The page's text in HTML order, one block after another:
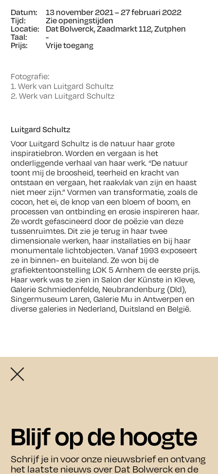
Datum:
13 november 2021 – 27 februari 2022
Tijd: Zie openingstijden
Locatie: Dat Bolwerck, Zaadmarkt 112, Zutphen
Taal: -
Prijs: Vrije toegang
Fotografie:
1. Werk van Luitgard Schultz
2. Werk van Luitgard Schultz
Luitgard Schultz
Voor Luitgard Schultz is de natuur haar grote
inspiratiebron. Worden en vergaan is het
onderliggende verhaal van haar werk. “De natuur
toont mij de broosheid, teerheid en kracht van
ontstaan en vergaan, het raakvlak van zijn en haast
niet meer zijn.” Vormen van transformatie, zoals de
cocon, het ei, de knop van een bloem of boom, en
processen van ontbinding en erosie inspireren haar.
Ze wordt gefascineerd door de poëzie van deze
tussenruimtes. Dit zie je terug in haar twee
dimensionale werken, haar installaties en bij haar
monumentale lichtobjecten. Vanaf 1993 exposeert
ze in binnen- en buiteland. Ze won bij de
grafiektentoonstelling LOK 5 Arnhem de eerste prijs.
Haar werk was te zien in Salon der Künste in Kleve,
Galerie Schmiedenfelde, Neubrandenburg (Dld),
Singermuseum Laren, Galerie Mu in Antwerpen en
diverse galeries in Nederland, Duitsland en België.
Blijf op de hoogte
Schrijf je in voor onze nieuwsbrief en ontvang
het laatste nieuws over Dat Bolwerck en de
Bezoek
De exposities zijn vrij toegankelijk van donderdag t/m
Bezoek